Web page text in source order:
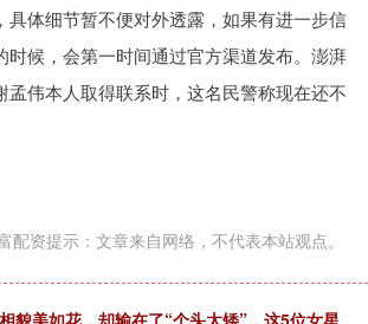
具体细节暂不便对外透露，如果有进一步信
时候，会第一时间通过官方渠道发布。澎湃
孟伟本人取得联系时，这名民警称现在还不
配资提示：文章来自网络，不代表本站观点。